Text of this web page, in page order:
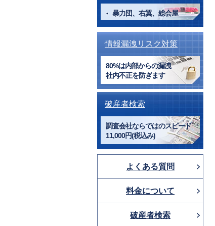
暴力団、右翼、総会屋
情報漏洩リスク対策
80%は内部からの漏洩
社内不正を防ぎます
破産者検索
調査会社ならではのスピード
11,000円(税込み)
よくある質問
料金について
破産者検索